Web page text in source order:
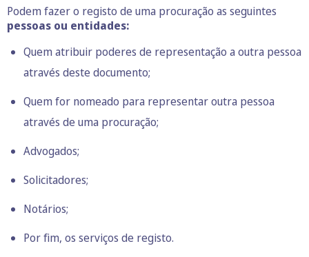
Podem fazer o registo de uma procuração as seguintes
pessoas ou entidades:
Quem atribuir poderes de representação a outra pessoa
através deste documento;
Quem for nomeado para representar outra pessoa
através de uma procuração;
Advogados;
Solicitadores;
Notários;
Por fim, os serviços de registo.